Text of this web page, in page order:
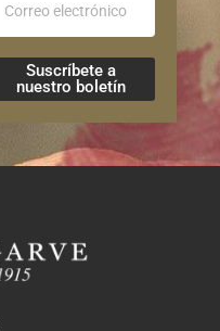
Suscríbete a
nuestro boletín